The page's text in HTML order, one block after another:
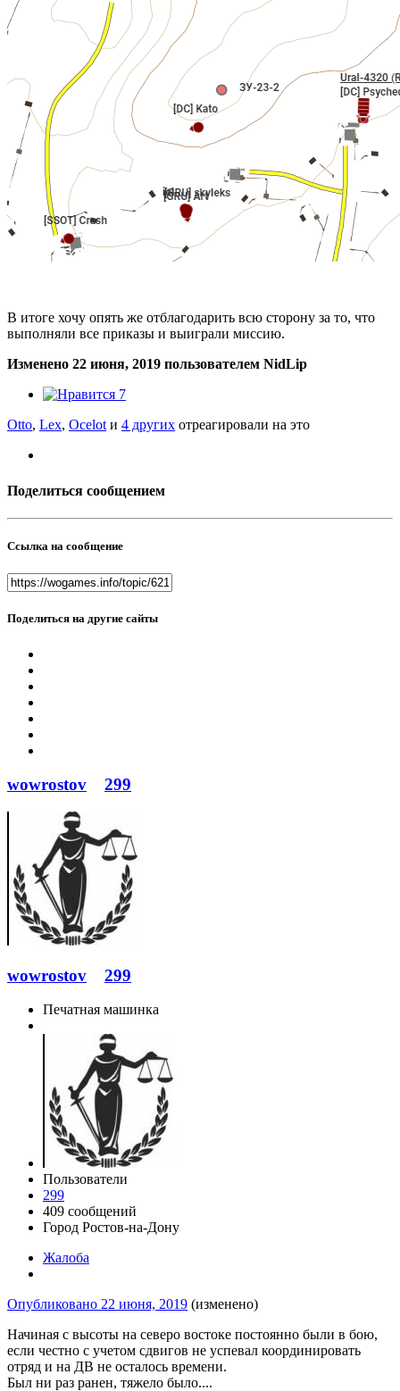
В итоге хочу опять же отблагодарить всю сторону за то, что
выполняли все приказы и выиграли миссию.
Изменено 22 июня, 2019 пользователем NidLip
7
Otto, Lex, Ocelot и 4 других отреагировали на это
Поделиться сообщением
Ссылка на сообщение
Поделиться на другие сайты
wowrostov 299
wowrostov 299
Печатная машинка
Пользователи
299
409 сообщений
Город Ростов-на-Дону
Жалоба
Опубликовано 22 июня, 2019 (изменено)
Начиная с высоты на северо востоке постоянно были в бою,
если честно с учетом сдвигов не успевал координировать
отряд и на ДВ не осталось времени.
Был ни раз ранен, тяжело было....